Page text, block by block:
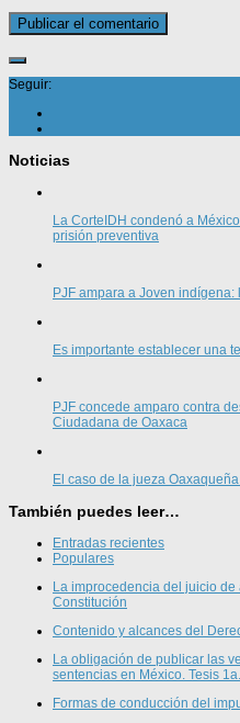
Seguir:
Noticias
La CorteIDH condenó a
prisión preventiva
PJF ampara a Joven
Es importante establecer una
PJF concede amparo contra
Ciudadana de Oaxaca
El caso de la jueza
También puedes leer…
Entradas recientes
Populares
La improcedencia del juicio
Constitución
Contenido y alcances del
La obligación de publicar las
sentencias en México. Tesis
Formas de conducción del